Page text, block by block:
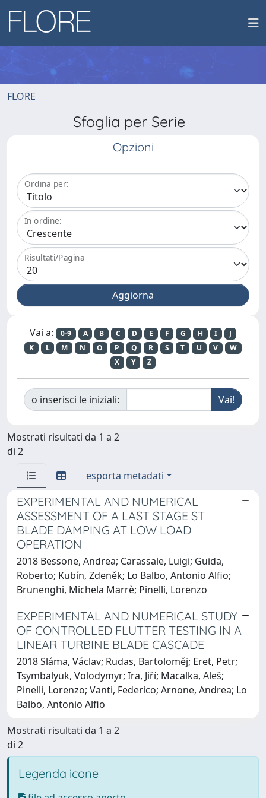
FLORE
Sfoglia per Serie
Opzioni
Ordina per:
In ordine:
Risultati/Pagina
Vai a: 0-9 A B C D E F G H I
J
K
L M N O P Q R S T U V
W
X
Y Z
o inserisci le iniziali:
Mostrati risultati da 1 a 2
di 2
esporta metadati
EXPERIMENTAL AND NUMERICAL
ASSESSMENT OF A LAST STAGE ST
BLADE DAMPING AT LOW LOAD
OPERATION
2018 Bessone, Andrea; Carassale, Luigi; Guida,
Roberto; Kubín, Zdeněk; Lo Balbo, Antonio Alfio;
Brunenghi, Michela Marrè; Pinelli, Lorenzo
EXPERIMENTAL AND NUMERICAL STUDY
OF CONTROLLED FLUTTER TESTING IN A
LINEAR TURBINE BLADE CASCADE
2018 Sláma, Václav; Rudas, Bartoloměj; Eret, Petr;
Tsymbalyuk, Volodymyr; Ira, Jiří; Macalka, Aleš;
Pinelli, Lorenzo; Vanti, Federico; Arnone, Andrea; Lo
Balbo, Antonio Alfio
Mostrati risultati da 1 a 2
di 2
Legenda icone